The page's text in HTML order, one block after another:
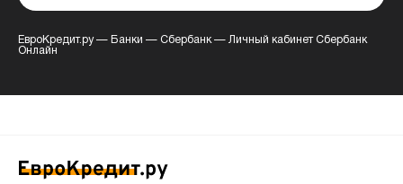
ЕвроКредит.ру— Банки — Сбербанк — Личный кабинет Сбербанк
Онлайн